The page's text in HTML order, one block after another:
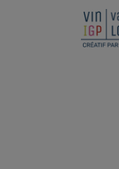
Panneau de gestion des